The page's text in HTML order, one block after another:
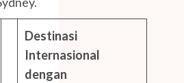
Destinasi
Internasional
dengan